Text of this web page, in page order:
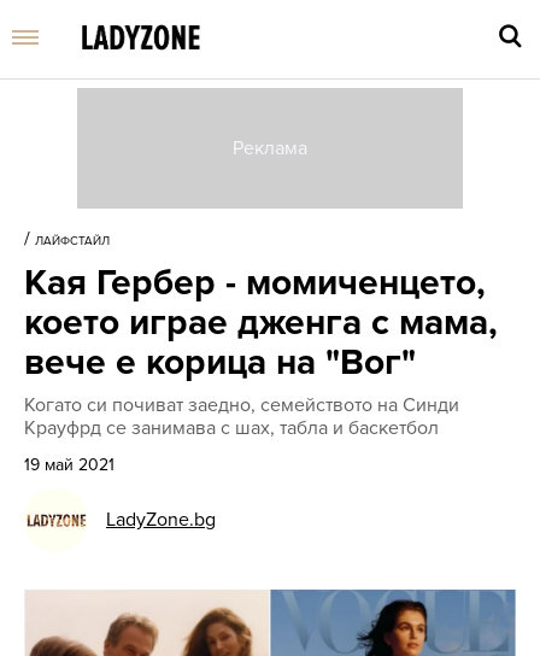
Enter
/ ЛАЙФСТАЙЛ
Кая Гербер - момиченцето,
което играе дженга с мама,
вече е корица на "Вог"
Когато си почиват заедно, семейството на Синди
Крауфрд се занимава с шах, табла и баскетбол
19 май 2021
LadyZone.bg